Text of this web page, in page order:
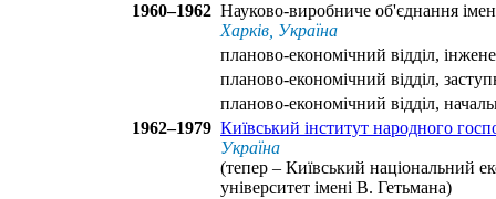
1960–1962 Науково-виробниче об'єднання
Харків, Україна
планово-економічний відділ,
планово-економічний відділ,
планово-економічний відділ,
1962–1979 Київський інститут народного
Україна
(тепер – Київський національний
університет імені В. Гетьмана)